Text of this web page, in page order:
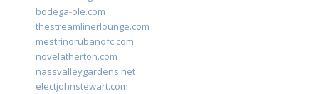
bodega-ole.com
thestreamlinerlounge.com
mestrinorubanofc.com
novelatherton.com
nassvalleygardens.net
electjohnstewart.com